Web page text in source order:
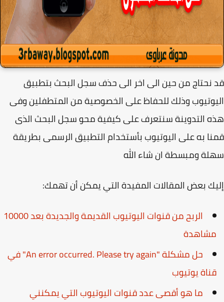
من حين الى اخر الى حذف سجل البحث بتطبيق
وذلك للحفاظ على الخصوصية من المتطفلين وفى
التدوينة سنتعرف على كيفية محو سجل البحث الذى
به على اليوتيوب بأستخدام التطبيق الرسمى بطريقة
ومبسطة ان شاء الله
بعض المقالات المفيدة التي يمكن أن تهمك:
الربح من قنوات اليوتيوب القديمة والجديدة بعد 10000
حل مشكلة "An error occurred. Please try again" في
يوتيوب
ما هو أقصى عدد قنوات اليوتيوب التي يمكنني